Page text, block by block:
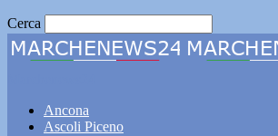
Cerca
Ancona
Ascoli Piceno